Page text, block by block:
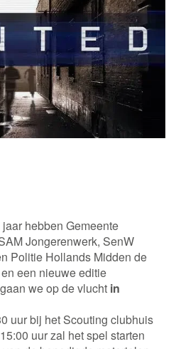
hebben Gemeente
Jongerenwerk, SenW
Politie Hollands Midden de
een nieuwe editie
we op de vlucht in
uur bij het Scouting clubhuis
uur zal het spel starten